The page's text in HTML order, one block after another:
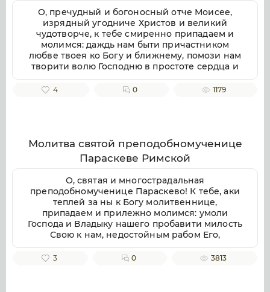
О, пречудный и богоносный отче Моисее,
изрядный угодниче Христов и великий
чудотворче, к тебе смиренно припадаем и
молимся: даждь нам быти причастником
любве твоея ко Богу и ближнему, помози нам
творити волю Господню в простоте сердца и
смирении, заповеди Господни совершати
непогрешительно, призри благоутробно на
заступления и достойную песнь тебе
приносящих, тебе ублажаем, отче Моисее, тя
воспеваем, чистоты светильниче,
прославляюще милостиваго Бога, во Святей
Безначальней Троице славимаго Отца и Сына
и Святаго Духа, ныне и присно и во веки
веков. Аминь.
4 0 1179
Молитва святой преподобномученице
Параскеве Римской
О, святая и многострадальная
преподобномученице Параскево! К тебе, аки
теплей за ны к Богу молитвеннице,
припадаем и прилежно молимся: умоли
Господа и Владыку нашего пробавити милость
Свою к нам, недостойным рабом Его,
даровати же нам душевное и телесное
здравие, земли плодоносие, воздуха
3 0 3813